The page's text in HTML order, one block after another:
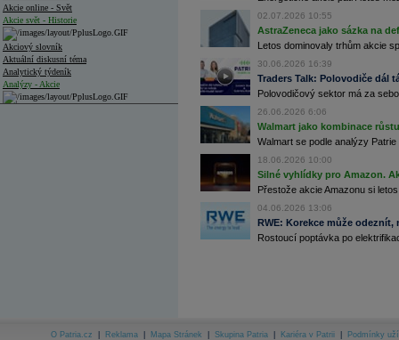
Akcie online - Svět
Akcie svět - Historie
Akciový slovník
Aktuální diskusní téma
Analytický týdeník
Analýzy - Akcie
Archiv - Měnová politika
02.07.2026 10:55
AstraZeneca jako sázka na
Letos dominovaly trhům akcie
30.06.2026 16:39
Traders Talk: Polovodiče dál
Polovodičový sektor má za
26.06.2026 6:06
Walmart jako kombinace
Walmart se podle analýzy
18.06.2026 10:00
Silné vyhlídky pro Amazon.
Přestože akcie Amazonu si
04.06.2026 13:06
RWE: Korekce může
Rostoucí poptávka po
O Patria.cz Reklama Mapa Stránek Skupina Patria Kariéra v Patrii Podmínky